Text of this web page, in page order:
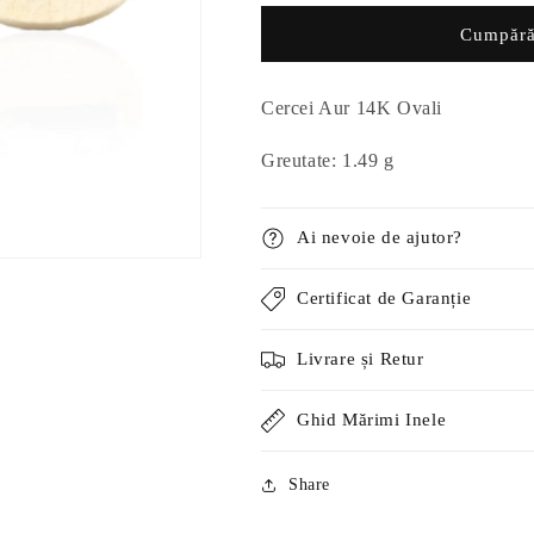
Cercei Aur 14K Ovali
Greutate: 1.49 g
Ai nevoie de ajutor?
Certificat de Garanție
Livrare și Retur
Ghid Mărimi Inele
Share